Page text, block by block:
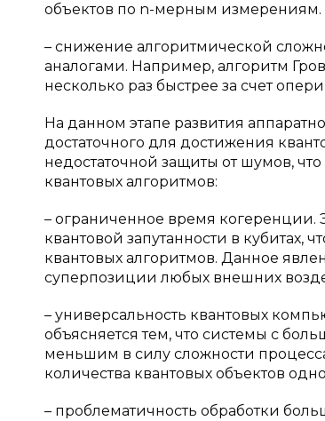
объектов по n-мерным измерениям.
– снижение алгоритмической
аналогами. Например, алгоритм
несколько раз быстрее за счет
На данном этапе развития
достаточного для достижения
недостаточной защиты от шумов,
квантовых алгоритмов:
– ограниченное время когеренции.
квантовой запутанности в кубитах,
квантовых алгоритмов. Данное
суперпозиции любых внешних
– универсальность квантовых
объясняется тем, что системы с
меньшим в силу сложности
количества квантовых объектов
– проблематичность обработки